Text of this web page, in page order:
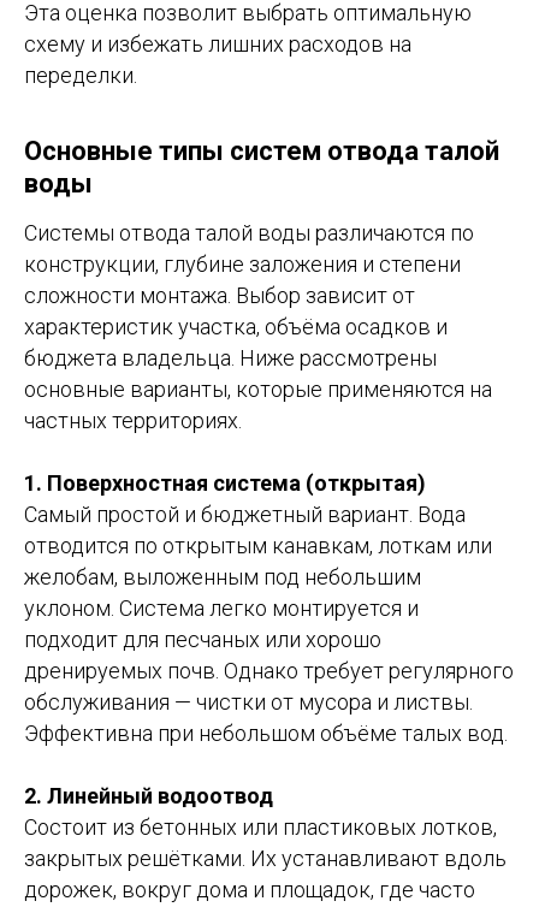
Эта оценка позволит выбрать оптимальную
схему и избежать лишних расходов на
переделки.
Основные типы систем отвода талой
воды
Системы отвода талой воды различаются по
конструкции, глубине заложения и степени
сложности монтажа. Выбор зависит от
характеристик участка, объёма осадков и
бюджета владельца. Ниже рассмотрены
основные варианты, которые применяются на
частных территориях.
1. Поверхностная система (открытая)
Самый простой и бюджетный вариант. Вода
отводится по открытым канавкам, лоткам или
желобам, выложенным под небольшим
уклоном. Система легко монтируется и
подходит для песчаных или хорошо
дренируемых почв. Однако требует регулярного
обслуживания — чистки от мусора и листвы.
Эффективна при небольшом объёме талых вод.
2. Линейный водоотвод
Состоит из бетонных или пластиковых лотков,
закрытых решётками. Их устанавливают вдоль
дорожек, вокруг дома и площадок, где часто